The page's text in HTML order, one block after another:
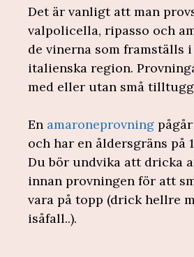
Det är vanligt att man
valpolicella, ripasso och
de vinerna som framställs
italienska region.
med eller utan små
En amaroneprovning
och har en åldersgräns på
Du bör undvika att dricka
innan provningen för att
vara på topp (drick hellre
isåfall..).